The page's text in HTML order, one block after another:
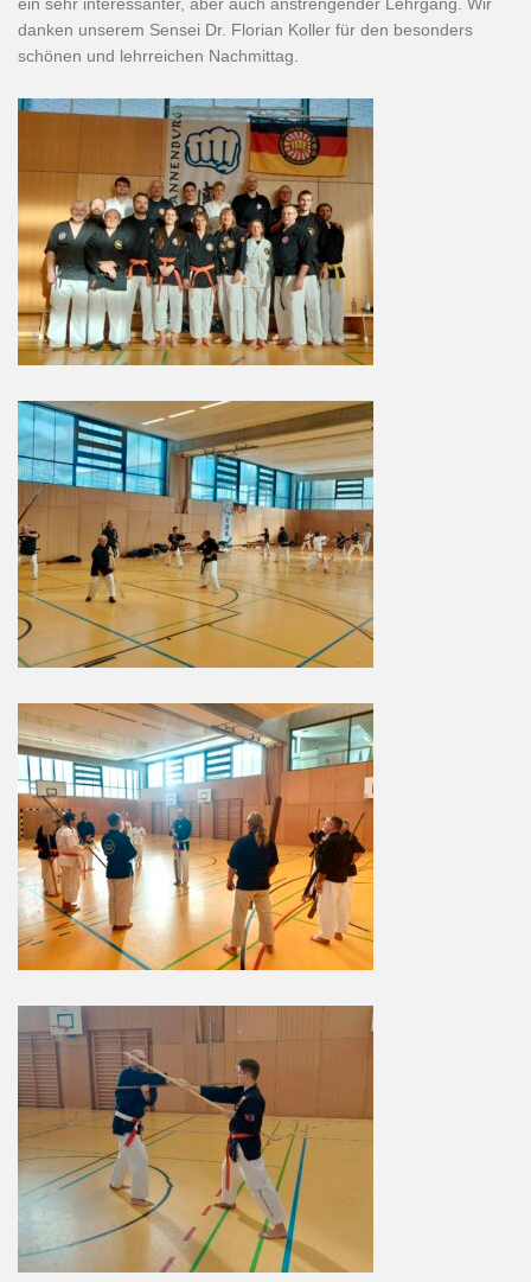
danken unserem Sensei Dr. Florian Koller für den besonders
schönen und lehrreichen Nachmittag.